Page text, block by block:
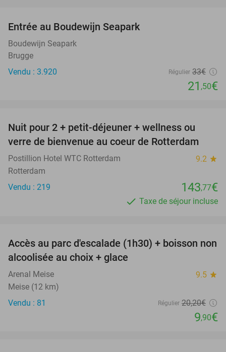
Entrée au Boudewijn Seapark
Boudewijn Seapark
Brugge
Vendu : 3.920
Régulier 33€
21 ,50€
Nuit pour 2 + petit-déjeuner + wellness ou
verre de bienvenue au coeur de Rotterdam
Postillion Hotel WTC Rotterdam 9.2 star
Rotterdam
Vendu : 219
143,77€
Taxe de séjour incluse
51%
Accès au parc d'escalade (1h30) + boisson non
alcoolisée au choix + glace
Arenal Meise 9.5 star
Meise (12 km)
Vendu : 81
Régulier 20,20€
9,90€